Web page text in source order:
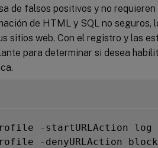
de falsos positivos y no
de HTML y SQL no seguros,
sitios web. Con el registro y las
para determinar si desea
-
-